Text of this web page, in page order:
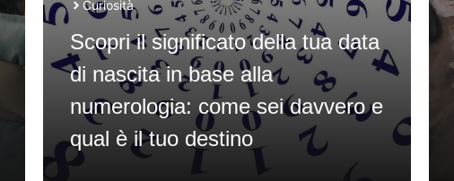
Curiosità
Scopri il significato della tua data
di nascita in base alla
numerologia: come sei davvero e
qual è il tuo destino